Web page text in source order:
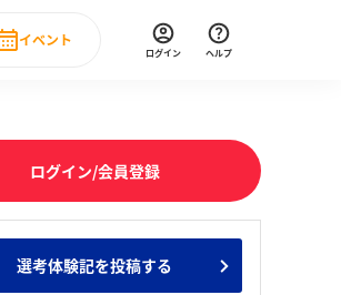
ング みんなのインターン人気企業ランキ
ュー
イベント
直近のイベント一覧
ログイン ヘルプ
ログイン/会員登録
選考体験記を投稿する